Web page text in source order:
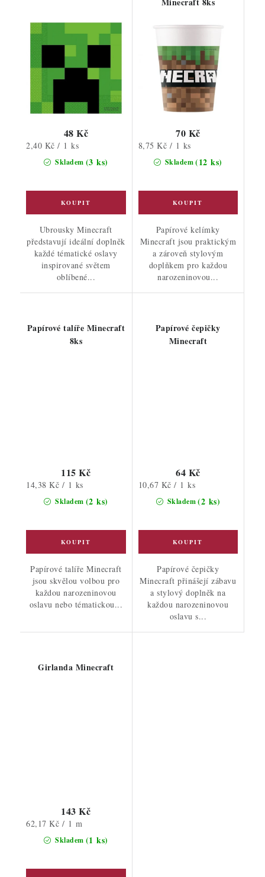
Skladem (3 ks)
48 Kč
Měrná
2,40 Kč / 1 ks
Ubrousky Minecraft
představují ideální doplněk
každé tématické oslavy
inspirované světem
oblíbené...
Skladem(12 ks)
70 Kč
Měrná
cena:
8,75 Kč / 1 ks
Papírové kelímky
Minecraft jsou praktickým
a zároveň stylovým
doplňkem pro každou
narozeninovou...
Papírové talíře Minecraft
8ks
Skladem (2 ks)
115 Kč
Měrná
14,38 Kč / 1 ks
Papírové talíře Minecraft
jsou skvělou volbou pro
každou narozeninovou
oslavu nebo tématickou...
Papírové čepičky
Minecraft
Skladem(2 ks)
64 Kč
Měrná
10,67 Kč / 1 ks
Papírové čepičky
Minecraft přinášejí zábavu
a stylový doplněk na
každou narozeninovou
oslavu s...
Girlanda Minecraft
Skladem (1 ks)
143 Kč
Měrná
62,17 Kč / 1 m